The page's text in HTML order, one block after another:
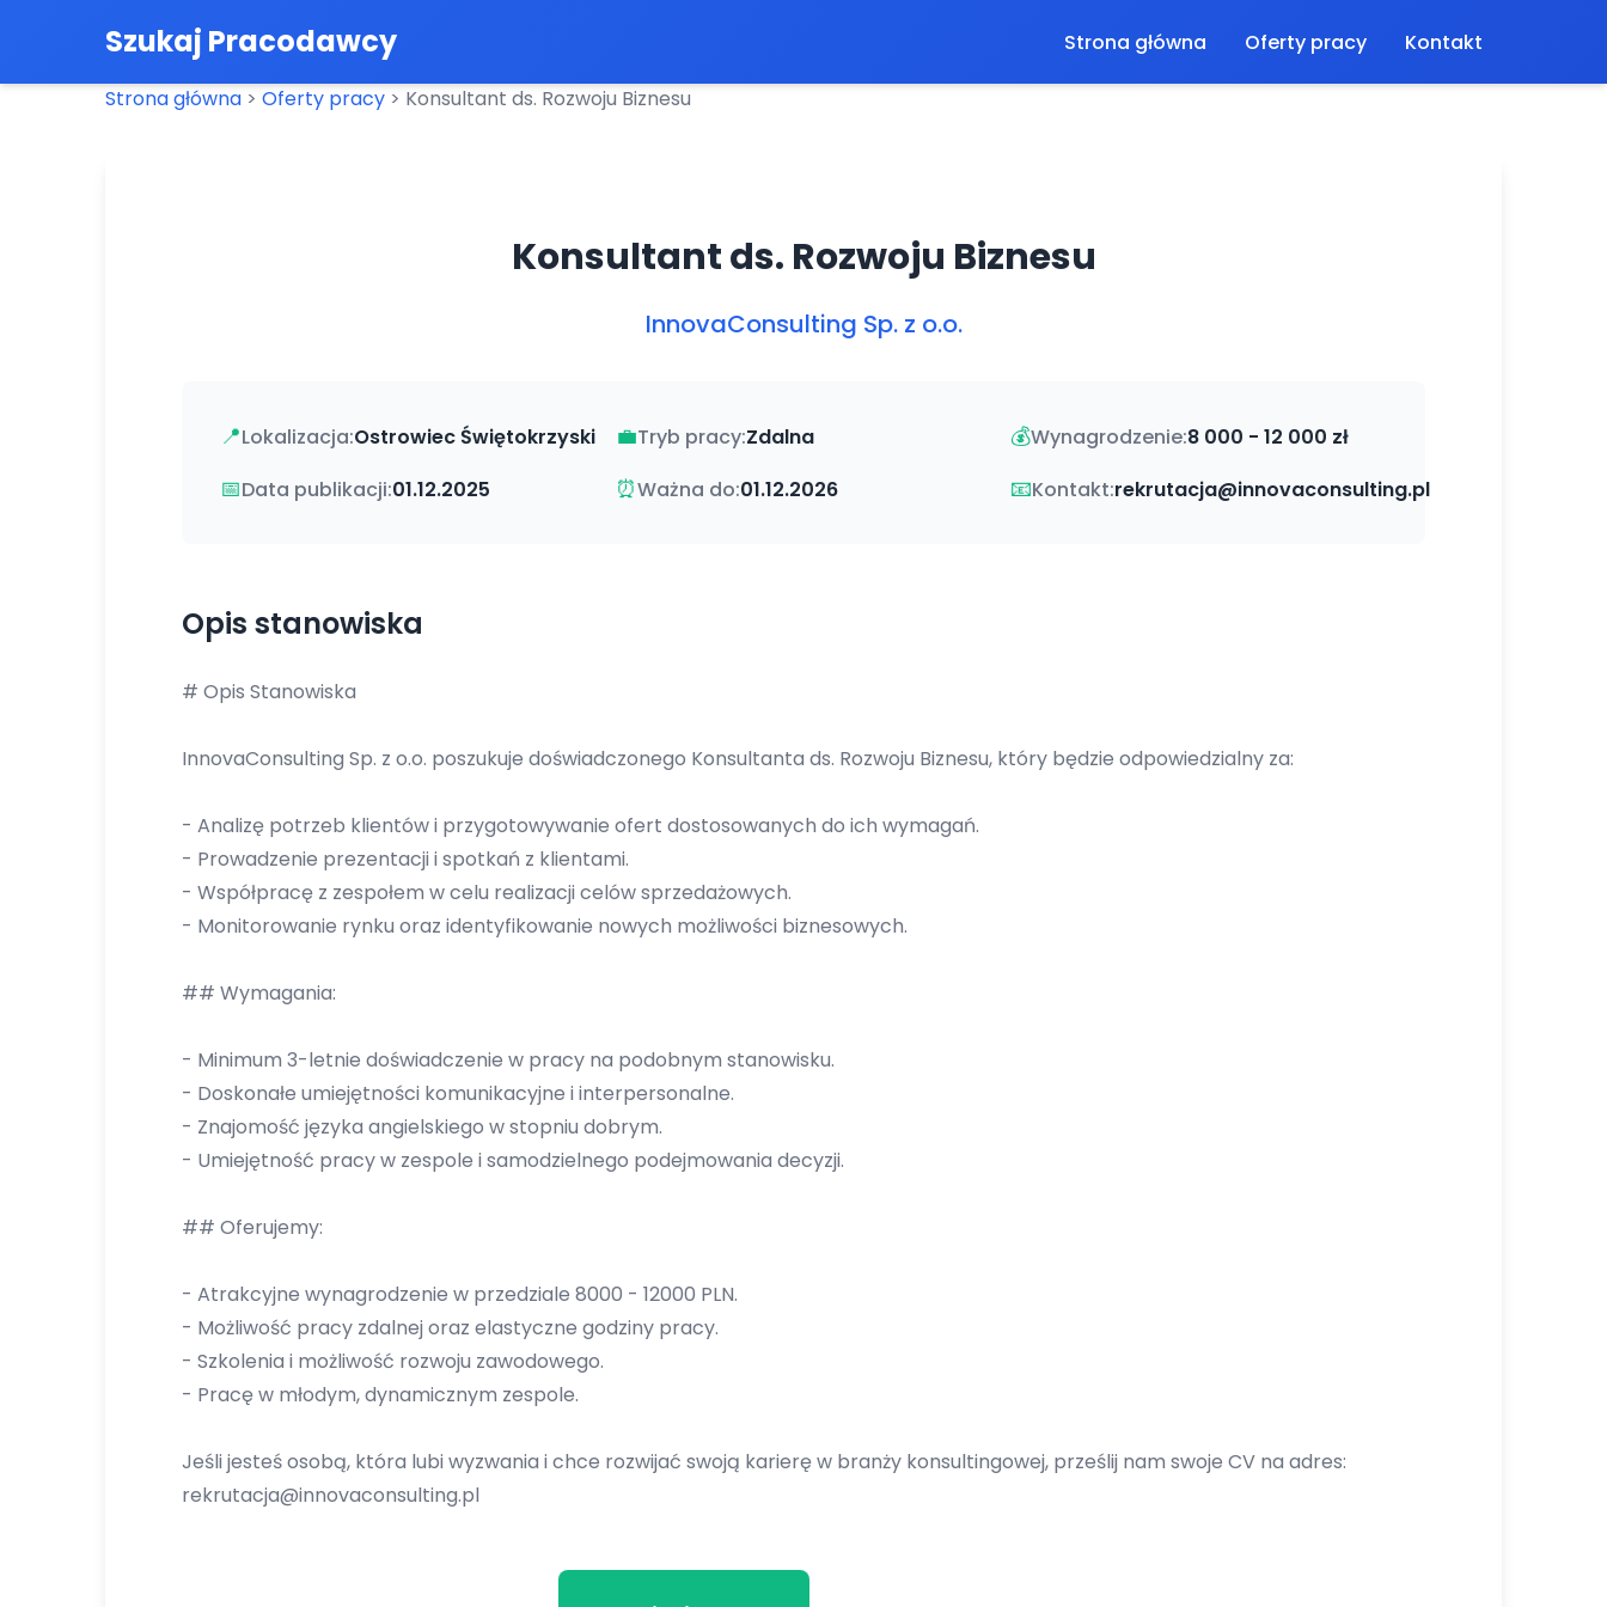
Szukaj Pracodawcy Strona główna Oferty pracy Kontakt
Strona główna > Oferty pracy > Konsultant ds. Rozwoju Biznesu
Konsultant ds. Rozwoju Biznesu
InnovaConsulting Sp. z o.o.
📍Lokalizacja:Ostrowiec Świętokrzyski 💼Tryb pracy:Zdalna 💰Wynagrodzenie:8 000 - 12 000 zł
📅Data publikacji:01.12.2025 ⏰Ważna do:01.12.2026 📧Kontakt:rekrutacja@innovaconsulting.pl
Opis stanowiska
# Opis Stanowiska
InnovaConsulting Sp. z o.o. poszukuje doświadczonego Konsultanta ds. Rozwoju Biznesu, który będzie odpowiedzialny za:
- Analizę potrzeb klientów i przygotowywanie ofert dostosowanych do ich wymagań.
- Prowadzenie prezentacji i spotkań z klientami.
- Współpracę z zespołem w celu realizacji celów sprzedażowych.
- Monitorowanie rynku oraz identyfikowanie nowych możliwości biznesowych.
## Wymagania:
- Minimum 3-letnie doświadczenie w pracy na podobnym stanowisku.
- Doskonałe umiejętności komunikacyjne i interpersonalne.
- Znajomość języka angielskiego w stopniu dobrym.
- Umiejętność pracy w zespole i samodzielnego podejmowania decyzji.
## Oferujemy:
- Atrakcyjne wynagrodzenie w przedziale 8000 - 12000 PLN.
- Możliwość pracy zdalnej oraz elastyczne godziny pracy.
- Szkolenia i możliwość rozwoju zawodowego.
- Pracę w młodym, dynamicznym zespole.
Jeśli jesteś osobą, która lubi wyzwania i chce rozwijać swoją karierę w branży konsultingowej, prześlij nam swoje CV na adres:
rekrutacja@innovaconsulting.pl